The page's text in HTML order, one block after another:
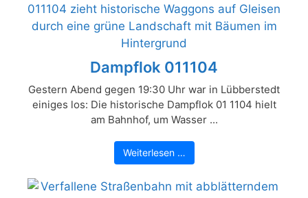
Dampflok 011104
Gestern Abend gegen 19:30 Uhr war in Lübberstedt
einiges los: Die historische Dampflok 01 1104 hielt
am Bahnhof, um Wasser ...
Weiterlesen …